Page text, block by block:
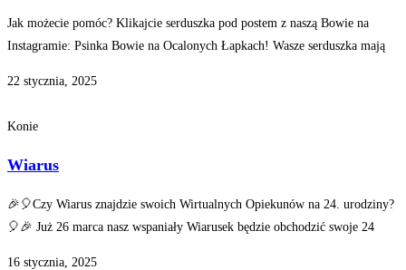
Jak możecie pomóc? Klikajcie serduszka pod postem z naszą Bowie na
Instagramie: Psinka Bowie na Ocalonych Łapkach! Wasze serduszka mają
22 stycznia, 2025
Konie
Wiarus
🎉🎈Czy Wiarus znajdzie swoich Wirtualnych Opiekunów na 24. urodziny?
🎈🎉 Już 26 marca nasz wspaniały Wiarusek będzie obchodzić swoje 24
16 stycznia, 2025